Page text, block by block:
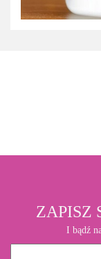
ZAPISZ
I bądź